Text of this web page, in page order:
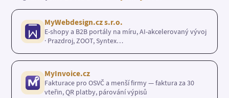
MyWebdesign.cz s.r.o.
E-shopy a B2B portály na míru, AI-akcelerovaný vývoj
· Prazdroj, ZOOT, Syntex…
MyInvoice.cz
Fakturace pro OSVČ a menší firmy — faktura za 30
vteřin, QR platby, párování výpisů